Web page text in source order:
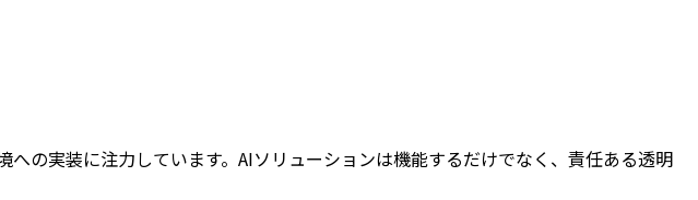
実装に注力しています。AIソリューションは機能するだけでなく、責任ある透明